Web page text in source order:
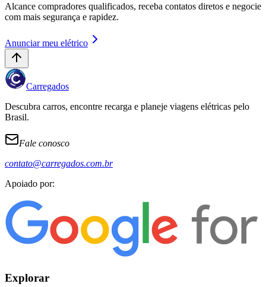
Alcance compradores qualificados, receba contatos diretos e negocie
com mais segurança e rapidez.
Anunciar meu elétrico
Carregados
Descubra carros, encontre recarga e planeje viagens elétricas pelo
Brasil.
Fale conosco
contato@carregados.com.br
Apoiado por:
Explorar